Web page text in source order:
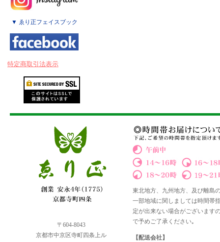
▼ ゑり正フェイスブック
特定商取引法表示
〒604-8043
京都市中京区寺町四条上ル
東北地方、九州地方、及び離島
一部地域に関しましては時間帯
定が出来ない場合がございます
で予めご了承ください｡
【配送会社】